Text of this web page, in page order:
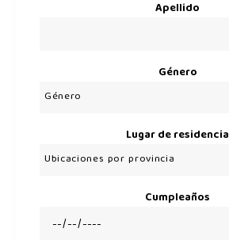
Apellido
Género
Lugar de residencia
Cumpleaños